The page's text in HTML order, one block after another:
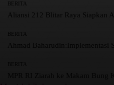
BERITA
Aliansi 212 Blitar Raya Siapkan
BERITA
Ahmad Baharudin:Implementasi
BERITA